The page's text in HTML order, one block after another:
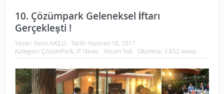
10. Çözümpark Geleneksel İftarı
Gerçekleşti !
Yazar: Yasin AKILLI Tarih: Haziran 18, 2017
Kategori: ÇözümPark, IT News Yorum Yok Okunma: 3.652 views